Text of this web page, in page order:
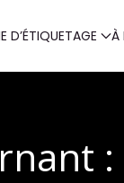
D’ÉTIQUETAGE À